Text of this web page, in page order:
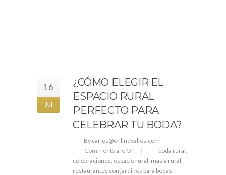
16
Jul
¿CÓMO ELEGIR EL
ESPACIO RURAL
PERFECTO PARA
CELEBRAR TU BODA?
By carlos@onlinevalles.com
Comments are Off
boda rural,
celebraciones, espacio rural, masia rural,
restaurantes con jardines para bodas